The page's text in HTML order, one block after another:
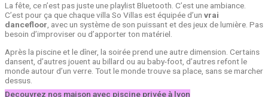
La fête, ce n’est pas juste une playlist Bluetooth. C’est une ambiance.
C’est pour ça que chaque villa So Villas est équipée d’un vrai
dancefloor, avec un système de son puissant et des jeux de lumière. Pas
besoin d’improviser ou d’apporter ton matériel.
Après la piscine et le dîner, la soirée prend une autre dimension. Certains
dansent, d’autres jouent au billard ou au baby-foot, d’autres refont le
monde autour d’un verre. Tout le monde trouve sa place, sans se marcher
dessus.
Decouvrez nos maison avec piscine privée à lyon